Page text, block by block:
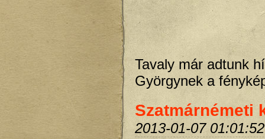
Tavaly már adtunk
Györgynek a
Szatmárnémeti
2013-01-07 01:01:52